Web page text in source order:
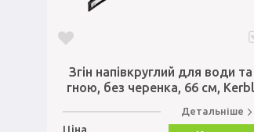
Згін напівкруглий для води та
гною, без черенка, 66 см, Kerbl
Детальніше